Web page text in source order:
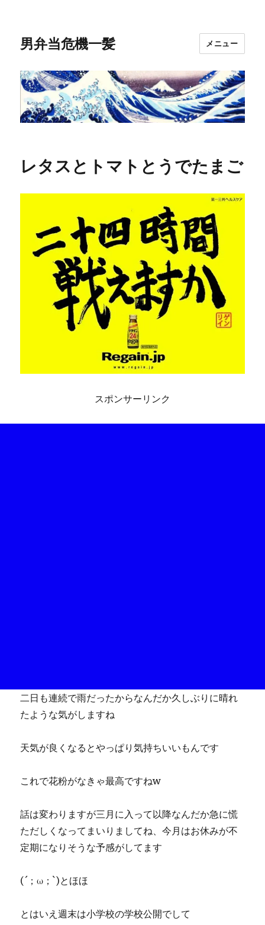
男弁当危機一髪 メニュー
レタスとトマトとうでたまご
スポンサーリンク
二日も連続で雨だったからなんだか久しぶりに晴れ
たような気がしますね
天気が良くなるとやっぱり気持ちいいもんです
これで花粉がなきゃ最高ですねw
話は変わりますが三月に入って以降なんだか急に慌
ただしくなってまいりましてね、今月はお休みが不
定期になりそうな予感がしてます
(´；ω；`)とほほ
とはいえ週末は小学校の学校公開でして